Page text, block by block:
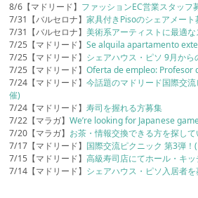
8/6【マドリード】 ファッションEC営業スタッフ
7/31【バルセロナ】家具付きPisoのシェアメート
7/31【バルセロナ】美術系アーティストに最適
7/25【マドリード】Se alquila apartamento
7/25【マドリード】 シェアハウス・ピソ 9月から
7/25【マドリード】Oferta de empleo:
7/24【マドリード】今話題のマドリード国際交
催)
7/24【マドリード】寿司を握れる方募集
7/22【マラガ】We’re looking for Japanese
7/20【マラガ】 お茶・情報交換できる方を探し
7/17【マドリード】 国際交流ピクニック 第3弾！
7/15【マドリード】高級寿司店にてホール・キ
7/14【マドリード】 シェアハウス・ピソ入居者